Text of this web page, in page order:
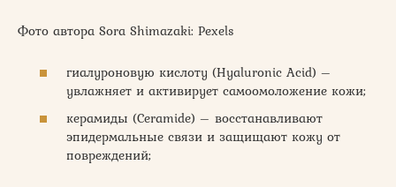
Фото автора Sora Shimazaki: Pexels
гиалуроновую кислоту (Hyaluronic Acid) –
увлажняет и активирует самоомоложение кожи;
керамиды (Ceramide) – восстанавливают
эпидермальные связи и защищают кожу от
повреждений;